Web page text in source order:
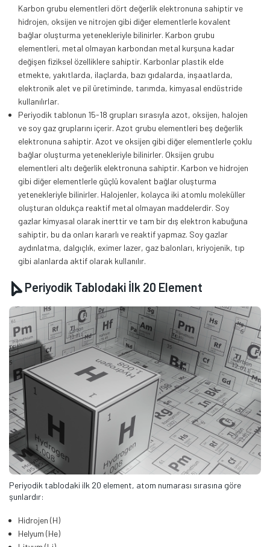
Karbon grubu elementleri dört değerlik elektronuna sahiptir ve
hidrojen, oksijen ve nitrojen gibi diğer elementlerle kovalent
bağlar oluşturma yetenekleriyle bilinirler. Karbon grubu
elementleri, metal olmayan karbondan metal kurşuna kadar
değişen fiziksel özelliklere sahiptir. Karbonlar plastik elde
etmekte, yakıtlarda, ilaçlarda, bazı gıdalarda, inşaatlarda,
elektronik alet ve pil üretiminde, tarımda, kimyasal endüstride
kullanılırlar.
Periyodik tablonun 15-18 grupları sırasıyla azot, oksijen, halojen
ve soy gaz gruplarını içerir. Azot grubu elementleri beş değerlik
elektronuna sahiptir. Azot ve oksijen gibi diğer elementlerle çoklu
bağlar oluşturma yetenekleriyle bilinirler. Oksijen grubu
elementleri altı değerlik elektronuna sahiptir. Karbon ve hidrojen
gibi diğer elementlerle güçlü kovalent bağlar oluşturma
yetenekleriyle bilinirler. Halojenler, kolayca iki atomlu moleküller
oluşturan oldukça reaktif metal olmayan maddelerdir. Soy
gazlar kimyasal olarak inerttir ve tam bir dış elektron kabuğuna
sahiptir, bu da onları kararlı ve reaktif yapmaz. Soy gazlar
aydınlatma, dalgıçlık, eximer lazer, gaz balonları, kriyojenik, tıp
gibi alanlarda aktif olarak kullanılır.
Periyodik Tablodaki İlk 20 Element
Periyodik tablodaki ilk 20 element, atom numarası sırasına göre
şunlardır:
Hidrojen (H)
Helyum (He)